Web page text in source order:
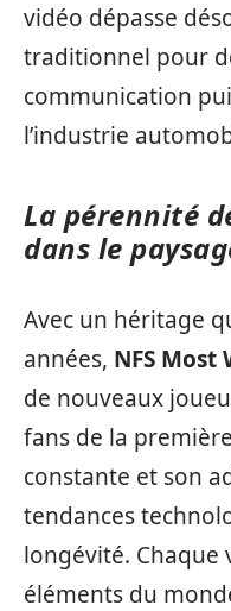
vidéo dépasse
traditionnel pour
communication
l’industrie
La pérennité
dans le
Avec un héritage
années, NFS Most
de nouveaux
fans de la
constante et son
tendances
longévité. Chaque
éléments du